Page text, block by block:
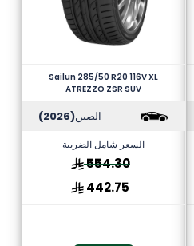
Sailun 285/50 R20 116V XL
ATREZZO ZSR SUV
الصين(2026)
السعر شامل الضريبة
554.30
442.75